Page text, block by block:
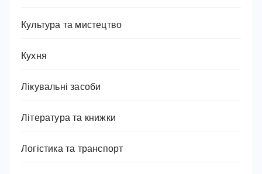
Культура та мистецтво
Кухня
Лікувальні засоби
Література та книжки
Логістика та транспорт